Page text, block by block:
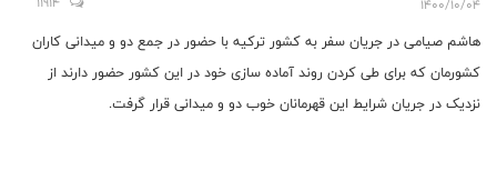
1400/10/04
هاشم صیامی در جریان سفر به کشور ترکیه با حضور در جمع دو و میدانی کاران
کشورمان که برای طی کردن روند آماده سازی خود در این کشور حضور دارند از
نزدیک در جریان شرایط این قهرمانان خوب دو و میدانی قرار گرفت.